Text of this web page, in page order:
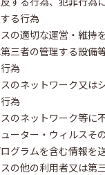
る行為
スの適切な運営・維持
第三者の管理する設備
為
スのネットワーク又は
為
スのネットワーク等に
ーター・ウィルスそ
グラムを含む情報を
スの他の利用者又は第